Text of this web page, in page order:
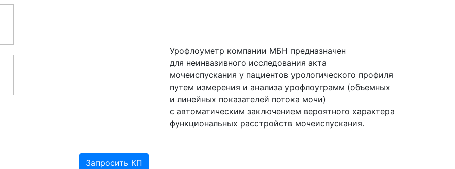
Урофлоуметр компании МБН предназначен
для неинвазивного исследования акта
мочеиспускания у пациентов урологического профиля
путем измерения и анализа урофлоуграмм (объемных
и линейных показателей потока мочи)
с автоматическим заключением вероятного характера
функциональных расстройств мочеиспускания.
Запросить КП